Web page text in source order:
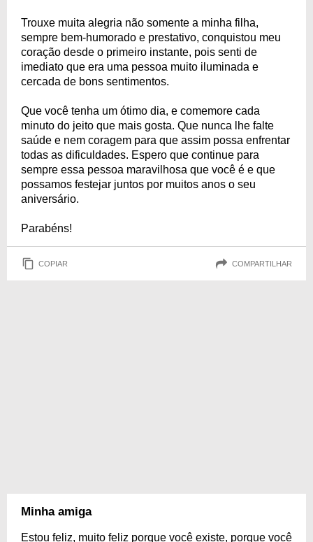
Trouxe muita alegria não somente a minha filha,
sempre bem-humorado e prestativo, conquistou meu
coração desde o primeiro instante, pois senti de
imediato que era uma pessoa muito iluminada e
cercada de bons sentimentos.
Que você tenha um ótimo dia, e comemore cada
minuto do jeito que mais gosta. Que nunca lhe falte
saúde e nem coragem para que assim possa enfrentar
todas as dificuldades. Espero que continue para
sempre essa pessoa maravilhosa que você é e que
possamos festejar juntos por muitos anos o seu
aniversário.
Parabéns!
COPIAR COMPARTILHAR
Minha amiga
Estou feliz, muito feliz porque você existe, porque você